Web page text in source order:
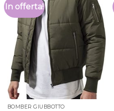
In offerta!
BOMBER GIUBBOTTO